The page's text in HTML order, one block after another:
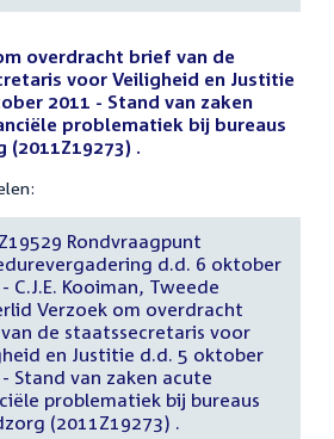
overdracht brief van de
voor Veiligheid en Justitie
2011 - Stand van zaken
problematiek bij bureaus
(2011Z19273) .
Rondvraagpunt
d.d. 6 oktober
C.J.E. Kooiman, Tweede
Verzoek om overdracht
de staatssecretaris voor
en Justitie d.d. 5 oktober
Stand van zaken acute
problematiek bij bureaus
(2011Z19273) .